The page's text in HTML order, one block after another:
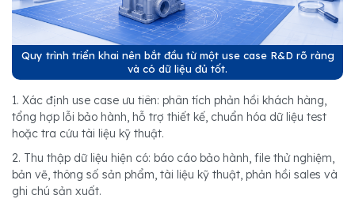
Quy trình triển khai nên bắt đầu từ một use case R&D rõ ràng
và có dữ liệu đủ tốt.
1. Xác định use case ưu tiên: phân tích phản hồi khách hàng,
tổng hợp lỗi bảo hành, hỗ trợ thiết kế, chuẩn hóa dữ liệu test
hoặc tra cứu tài liệu kỹ thuật.
2. Thu thập dữ liệu hiện có: báo cáo bảo hành, file thử nghiệm,
bản vẽ, thông số sản phẩm, tài liệu kỹ thuật, phản hồi sales và
ghi chú sản xuất.